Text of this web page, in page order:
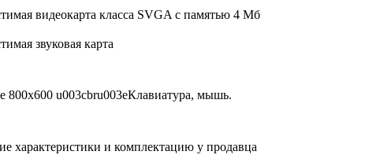
видеокарта класса SVGA с памятью 4 Мб
звуковая карта
800х600 u003cbru003eКлавиатура, мышь.
характеристики и комплектацию у продавца